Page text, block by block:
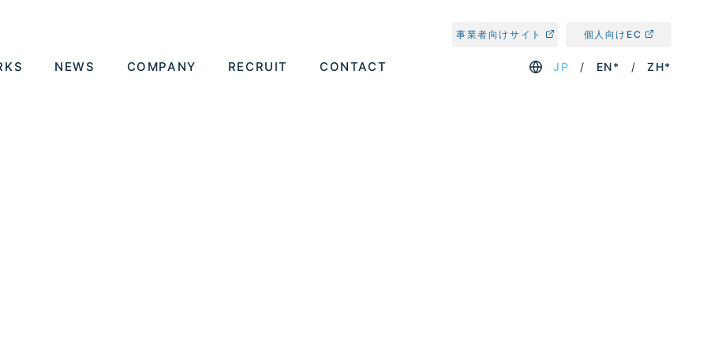
NEWS COMPANY RECRUIT CONTACT
事業者向けサイト 個人向けEC
JP EN* ZH*